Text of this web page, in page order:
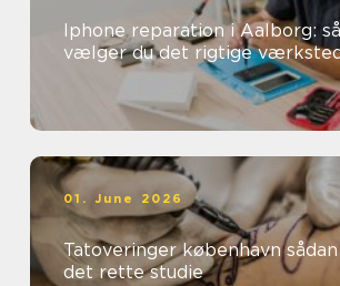
Iphone reparation i Aalborg:
vælger du det rigtige
01. June 2026
Tatoveringer københavn sådan finder du
det rette studie